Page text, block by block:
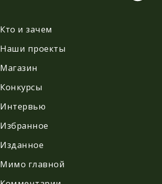
Кто и зачем
Наши проекты
Магазин
Конкурсы
Интервью
Избранное
Изданное
Мимо главной